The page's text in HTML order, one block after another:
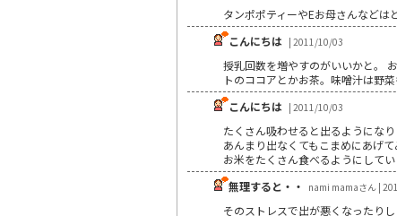
タンポポティーやEお母さんなどは
こんにちは | 2011/10/03
授乳回数を増やすのがいいかと。
トのココアとかお茶。味噌汁は野
こんにちは | 2011/10/03
たくさん吸わせると出るようになり
あんまり出なくてもこまめにあげて
お米をたくさん食べるようにしてい
無理すると・・
nami mamaさん |
そのストレスで出が悪くなったりし